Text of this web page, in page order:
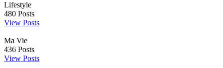
Lifestyle
480 Posts
View Posts
Ma Vie
436 Posts
View Posts